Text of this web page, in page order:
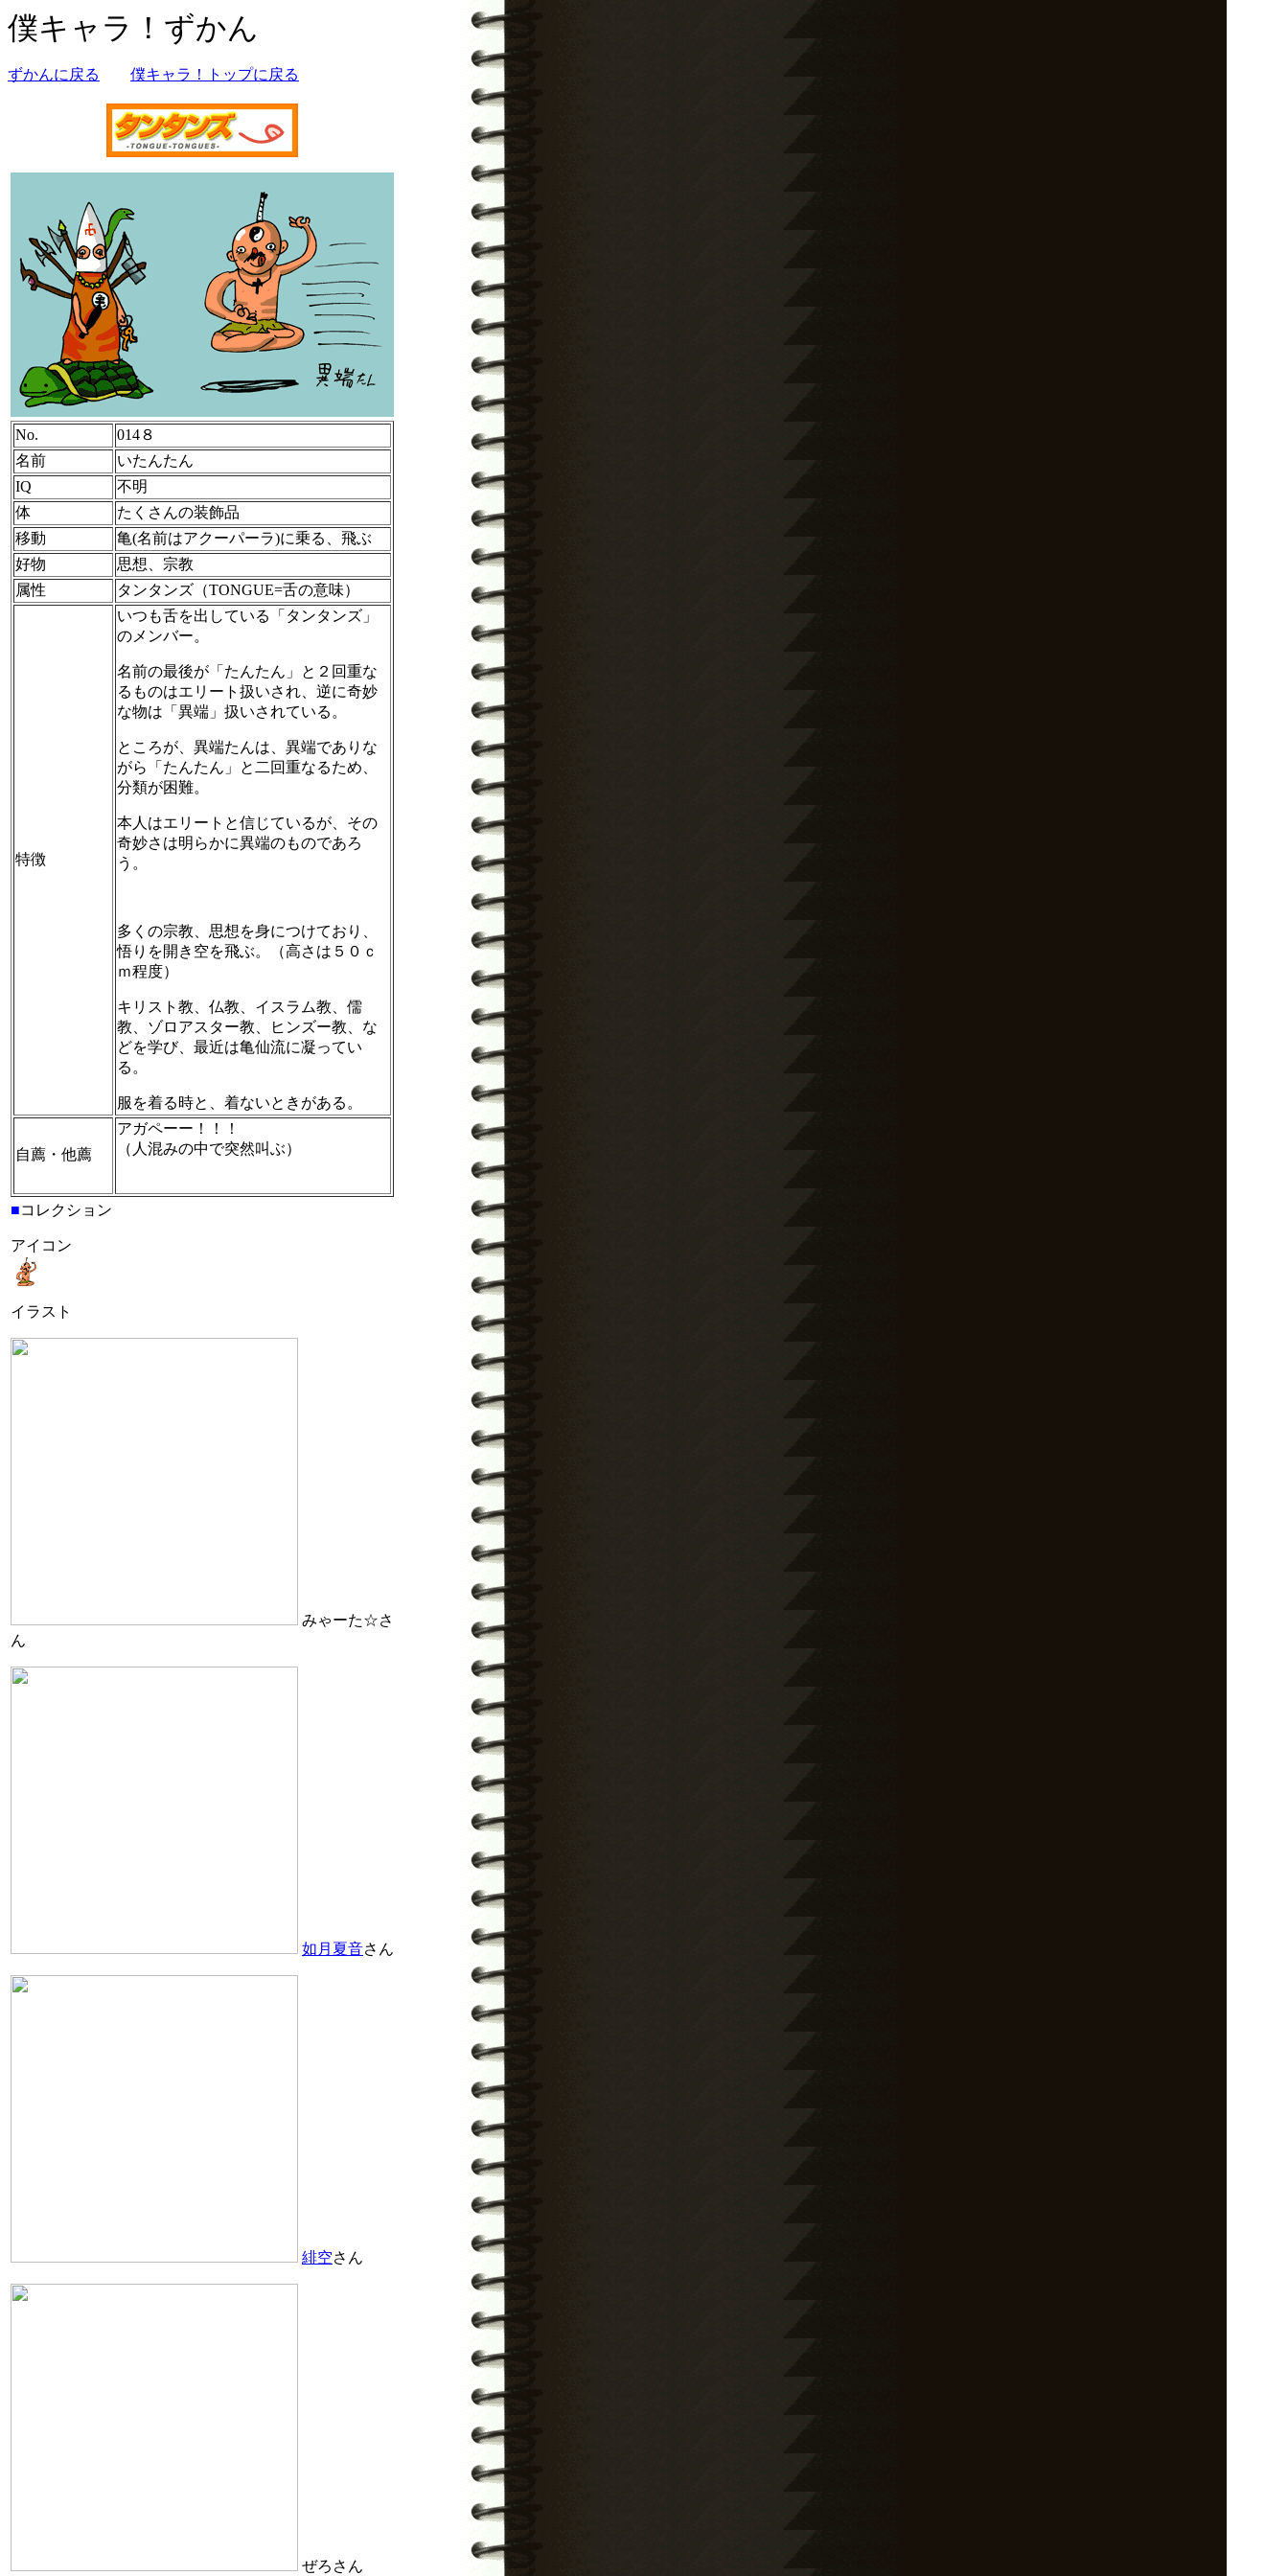
僕キャラ！ずかん
ずかんに戻る 僕キャラ！トップに戻る
No.
014８
名前
いたんたん
IQ
不明
体
たくさんの装飾品
移動
亀(名前はアクーパーラ)に乗る、飛ぶ
好物
思想、宗教
属性
タンタンズ（TONGUE=舌の意味）
特徴
いつも舌を出している「タンタンズ」
のメンバー。
名前の最後が「たんたん」と２回重な
るものはエリート扱いされ、逆に奇妙
な物は「異端」扱いされている。
ところが、異端たんは、異端でありな
がら「たんたん」と二回重なるため、
分類が困難。
本人はエリートと信じているが、その
奇妙さは明らかに異端のものであろ
う。
多くの宗教、思想を身につけており、
悟りを開き空を飛ぶ。（高さは５０ｃ
ｍ程度）
キリスト教、仏教、イスラム教、儒
教、ゾロアスター教、ヒンズー教、な
どを学び、最近は亀仙流に凝ってい
る。
服を着る時と、着ないときがある。
自薦・他薦
アガペーー！！！
（人混みの中で突然叫ぶ）
■コレクション
アイコン
イラスト
みゃーた☆さ
ん
如月夏音さん
緋空さん
ぜろさん